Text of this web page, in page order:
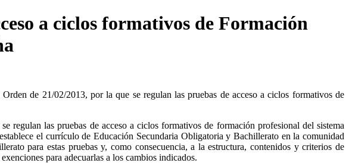
a ciclos formativos de Formación
de 21/02/2013, por la que se regulan las pruebas de acceso a ciclos formativos de
regulan las pruebas de acceso a ciclos formativos de formación profesional del sistema
el currículo de Educación Secundaria Obligatoria y Bachillerato en la comunidad
para estas pruebas y, como consecuencia, a la estructura, contenidos y criterios de
para adecuarlas a los cambios indicados.